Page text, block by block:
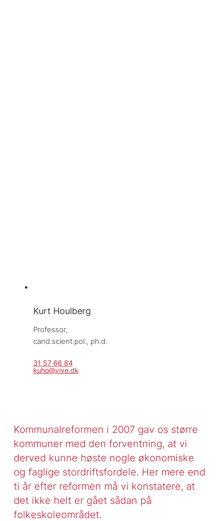
Kurt Houlberg
Professor,
cand.scient.pol., ph.d.
31 57 66 84
kuho@vive.dk
Kommunalreformen i 2007 gav os større
kommuner med den forventning, at vi
derved kunne høste nogle økonomiske
og faglige stordriftsfordele. Her mere end
ti år efter reformen må vi konstatere, at
det ikke helt er gået sådan på
folkeskoleområdet.